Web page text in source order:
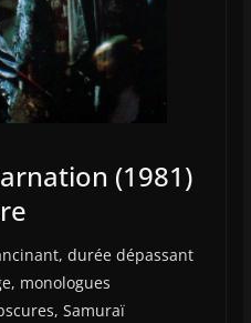
(1981)
durée dépassant
monologues
Samuraï